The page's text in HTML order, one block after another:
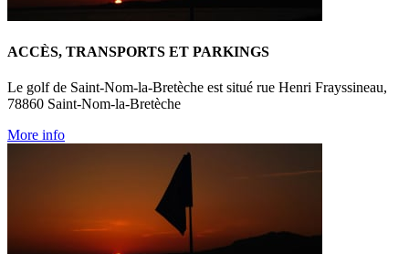
ACCÈS, TRANSPORTS ET PARKINGS
Le golf de Saint-Nom-la-Bretèche est situé rue Henri Frayssineau,
78860 Saint-Nom-la-Bretèche
More info